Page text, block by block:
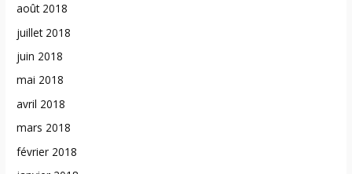
août 2018
juillet 2018
juin 2018
mai 2018
avril 2018
mars 2018
février 2018